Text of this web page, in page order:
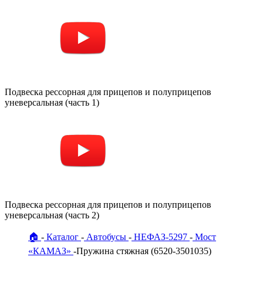
Подвеска рессорная для прицепов и полуприцепов
уневерсальная (часть 1)
Подвеска рессорная для прицепов и полуприцепов
уневерсальная (часть 2)
🏠 Каталог Автобусы НЕФАЗ-5297
Мост
«КАМАЗ» Пружина стяжная (6520-3501035)